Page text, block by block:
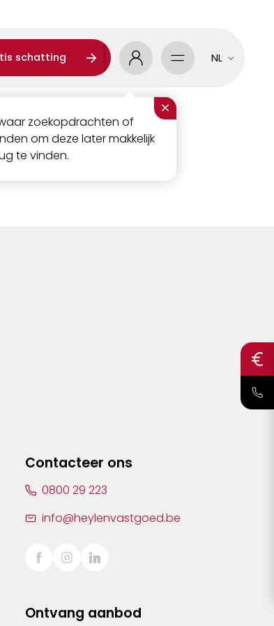
schatting
×
zoekopdrachten of
om deze later makkelijk
te vinden.
NL
Contacteer ons
0800 29 223
info@heylenvastgoed.be
Ontvang aanbod